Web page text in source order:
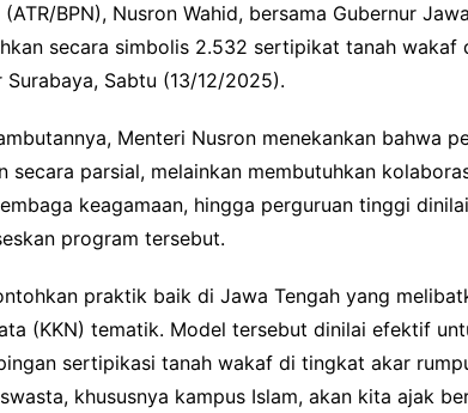
(ATR/BPN), Nusron Wahid, bersama Gubernur
secara simbolis 2.532 sertipikat tanah wakaf
Surabaya, Sabtu (13/12/2025).
Menteri Nusron menekankan bahwa
secara parsial, melainkan membutuhkan
keagamaan, hingga perguruan tinggi
program tersebut.
praktik baik di Jawa Tengah yang
(KKN) tematik. Model tersebut dinilai efektif
sertipikasi tanah wakaf di tingkat akar
khususnya kampus Islam, akan kita ajak